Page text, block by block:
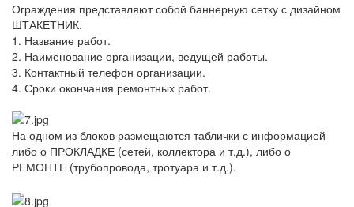
Ограждения представляют собой баннерную сетку с дизайном
ШТАКЕТНИК.
1. Название работ.
2. Наименование организации, ведущей работы.
3. Контактный телефон организации.
4. Сроки окончания ремонтных работ.
На одном из блоков размещаются таблички с информацией
либо о ПРОКЛАДКЕ (сетей, коллектора и т.д.), либо о
РЕМОНТЕ (трубопровода, тротуара и т.д.).